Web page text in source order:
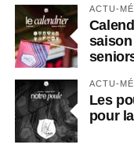
ACTU-
ACTU-
Les
pour